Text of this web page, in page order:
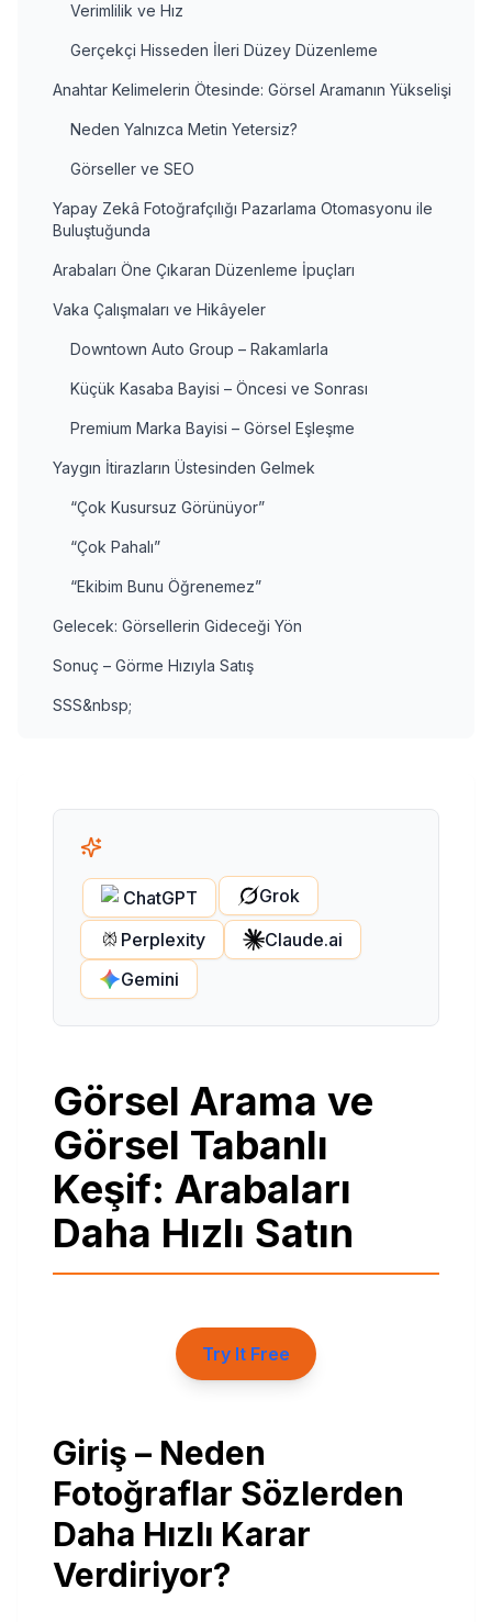
Verimlilik ve Hız
Gerçekçi Hisseden İleri Düzey Düzenleme
Anahtar Kelimelerin Ötesinde: Görsel Aramanın Yükselişi
Neden Yalnızca Metin Yetersiz?
Görseller ve SEO
Yapay Zekâ Fotoğrafçılığı Pazarlama Otomasyonu ile
Buluştuğunda
Arabaları Öne Çıkaran Düzenleme İpuçları
Vaka Çalışmaları ve Hikâyeler
Downtown Auto Group – Rakamlarla
Küçük Kasaba Bayisi – Öncesi ve Sonrası
Premium Marka Bayisi – Görsel Eşleşme
Yaygın İtirazların Üstesinden Gelmek
“Çok Kusursuz Görünüyor”
“Çok Pahalı”
“Ekibim Bunu Öğrenemez”
Gelecek: Görsellerin Gideceği Yön
Sonuç – Görme Hızıyla Satış
SSS&nbsp;
ChatGPT
Grok
Perplexity
Claude.ai
Gemini
Görsel Arama ve
Görsel Tabanlı
Keşif: Arabaları
Daha Hızlı Satın
Try It Free
Giriş – Neden
Fotoğraflar Sözlerden
Daha Hızlı Karar
Verdiriyor?